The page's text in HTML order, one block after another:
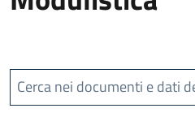
Cerca nei documenti e dati